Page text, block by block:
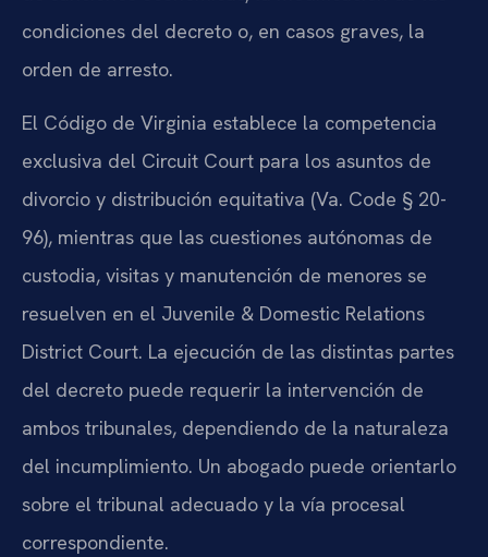
condiciones del decreto o, en casos graves, la
orden de arresto.
El Código de Virginia establece la competencia
exclusiva del Circuit Court para los asuntos de
divorcio y distribución equitativa (Va. Code § 20-
96), mientras que las cuestiones autónomas de
custodia, visitas y manutención de menores se
resuelven en el Juvenile & Domestic Relations
District Court. La ejecución de las distintas partes
del decreto puede requerir la intervención de
ambos tribunales, dependiendo de la naturaleza
del incumplimiento. Un abogado puede orientarlo
sobre el tribunal adecuado y la vía procesal
correspondiente.